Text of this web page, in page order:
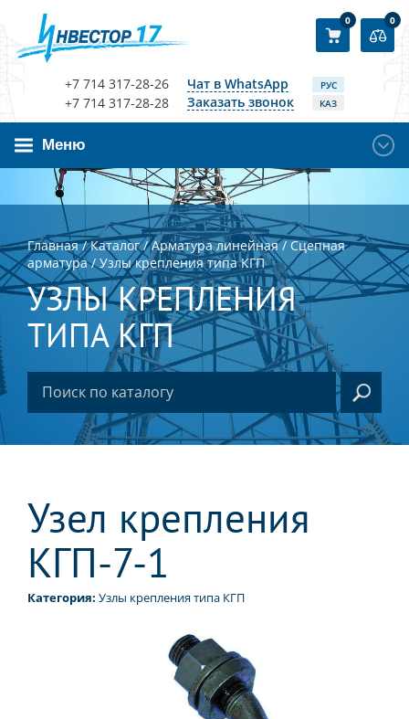
+7 714 317-28-26
+7 714 317-28-28
Чат в WhatsApp
Заказать звонок
РУС
КАЗ
0 0
Меню
Главная/Каталог/Арматура линейная/Сцепная
арматура/Узлы крепления типа КГП
УЗЛЫ КРЕПЛЕНИЯ
ТИПА КГП
Узел крепления
КГП-7-1
Категория: Узлы крепления типа КГП